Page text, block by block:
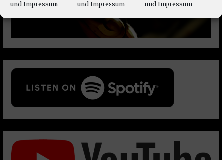
und Impressum
und Impressum
und Impressum